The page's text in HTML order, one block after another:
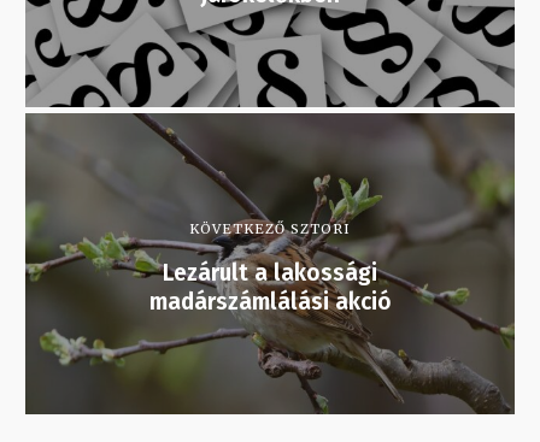
KÖVETKEZŐ SZTORI
Lezárult a lakossági
madárszámlálási akció